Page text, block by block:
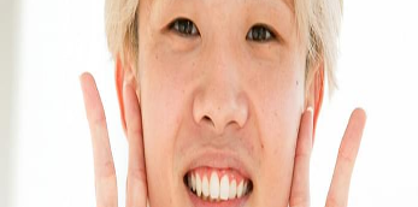
オープンキャンパスレポート
😊 キャンパスライフ
湘北生の1日